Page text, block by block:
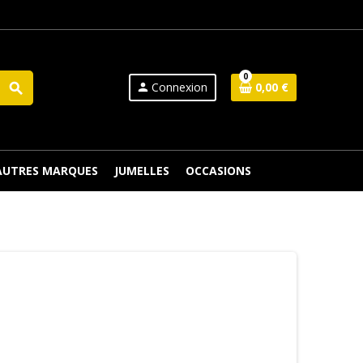
search person Connexion
0
0,00 €
MARQUES JUMELLES OCCASIONS